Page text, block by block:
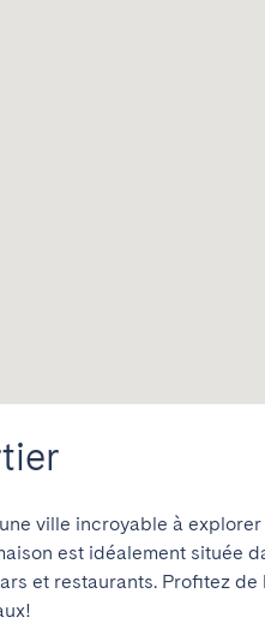
ville incroyable à
est idéalement située
et restaurants. Profitez